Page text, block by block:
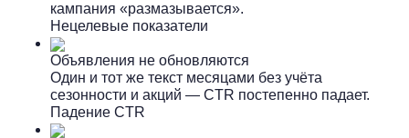
кампания «размазывается».
Нецелевые показатели
Объявления не обновляются
Один и тот же текст месяцами без учёта
сезонности и акций — CTR постепенно падает.
Падение CTR